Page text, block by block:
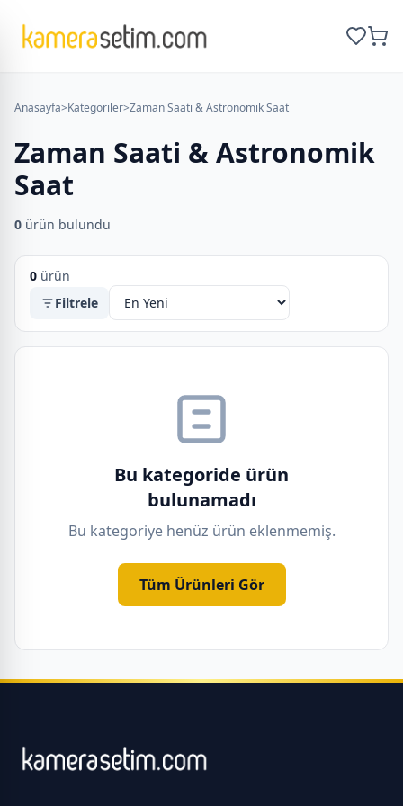
Anasayfa>Kategoriler>Zaman Saati & Astronomik Saat
Zaman Saati & Astronomik
Saat
0 ürün bulundu
0 ürün
Filtrele
Bu kategoride ürün
bulunamadı
Bu kategoriye henüz ürün eklenmemiş.
Tüm Ürünleri Gör